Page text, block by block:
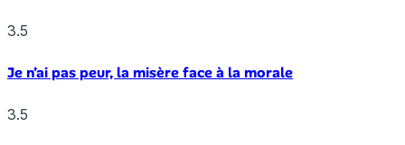
3.5
Je n’ai pas peur, la misère face à la morale
3.5